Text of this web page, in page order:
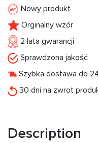
Nowy produkt
Orginalny wzór
2 lata gwarancji
Sprawdzona jakość
Szybka dostawa do
30 dni na zwrot
Description